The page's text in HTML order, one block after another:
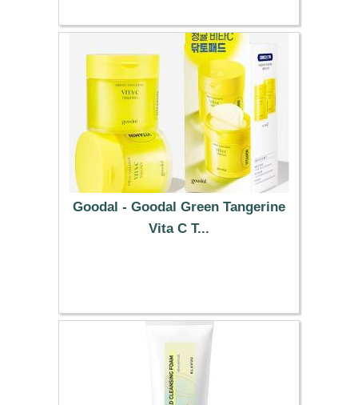
Goodal - Goodal Green Tangerine
Vita C T...